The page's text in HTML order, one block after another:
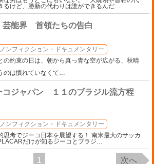
るけど、勝新の代わりは誰ができるんだ…
芸能界 首領たちの告白
ノンフィクション・ドキュメンタリー
の約束の日は、朝から真っ青な空が広がる、秋晴
のは慣れていなくて…
コジャパン １１のブラジル流方程
ノンフィクション・ドキュメンタリー
思考でジーコ日本を展望する！ 南米最大のサッカ
だけが知るジーコとブラジ…
1 次へ